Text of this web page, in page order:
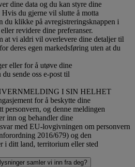
dine data og du kan styre dine
Hvis du gjerne vil slutte å motta
du klikke på avregistreringsknappen i
revidere dine preferanser.
at vi aldri vil overlevere dine detaljer til
deres egen markedsføring uten at du
eller for å utøve dine
sende oss e-post til
I SIN HELHET
for å beskytte dine
personvern, og denne meldingen
inn og behandler dine
med EU-lovgivningen om personvern
2016/679) og den
i ditt land, territorium eller sted
samler vi inn fra deg?